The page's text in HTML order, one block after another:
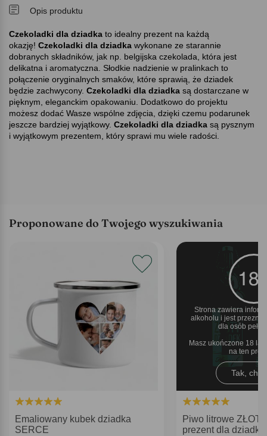
Opis produktu
Czekoladki dla dziadka to idealny prezent na każdą
okazję! Czekoladki dla dziadka wykonane ze starannie
dobranych składników, jak np. belgijska czekolada, która jest
delikatna i aromatyczna. Słodkie nadzienie w pralinkach to
połączenie oryginalnych smaków, które sprawią, że dziadek
będzie zachwycony. Czekoladki dla dziadka są dostarczane w
pięknym, eleganckim opakowaniu. Dodatkowo do projektu
możesz dodać Wasze wspólne zdjęcia, dzięki czemu podarunek
jeszcze bardziej wyjątkowy. Czekoladki dla dziadka są pysznym
i wyjątkowym prezentem, który sprawi mu wiele radości.
Proponowane do Twojego wyszukiwania
Emaliowany kubek dziadka
SERCE
Strona zawiera
alkoholu i jest
dla osób
Masz ukończone 18 lat
na ten
Tak,
Piwo litrowe
prezent dla dziadka